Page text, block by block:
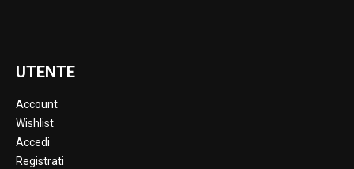
UTENTE
Account
Wishlist
Accedi
Registrati